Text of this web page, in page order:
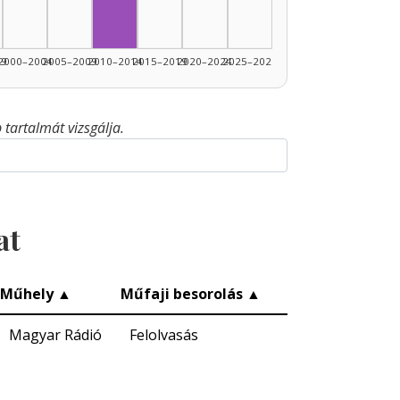
2005–20092010–20142015–20192020–20242025–2026
tartalmát vizsgálja.
Műhely ▲ Műfaji besorolás ▲
Magyar Rádió Felolvasás